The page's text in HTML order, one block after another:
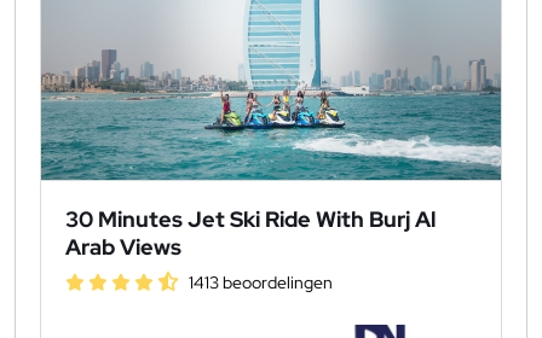
30 Minutes Jet Ski Ride With Burj Al
Arab Views
1413 beoordelingen